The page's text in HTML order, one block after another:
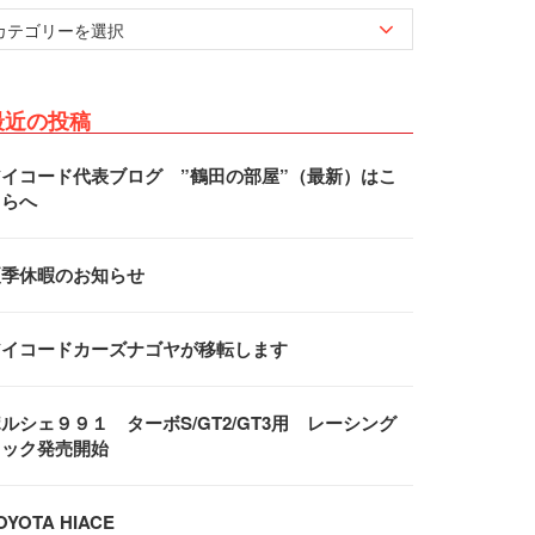
の投稿
コード代表ブログ ”鶴田の部屋”（最新）はこ
へ
休暇のお知らせ
コードカーズナゴヤが移転します
シェ９９１ ターボS/GT2/GT3用 レーシング
ク発売開始
HIACE